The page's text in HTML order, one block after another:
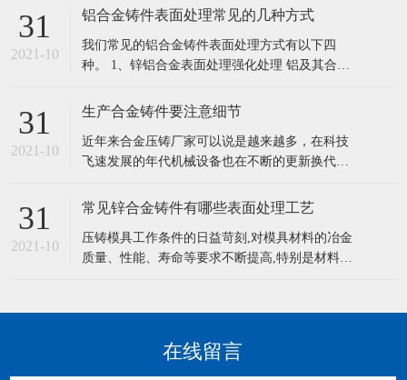
压铸件外表质量要求较高，一起要求有杰出的外
外表起泡。 缺点表征： 压铸件外表有突起的小
泡，压铸出来就发现、抛光或加工后显
31
2021-10
铝合金铸件表面处理常见的几种方式
我们常见的铝合金铸件表面处理方式有以下四
种。 1、锌铝合金表面处理强化处理 铝及其合金
合转化膜的工艺、性能、形貌、成分和结构,初步
明,在Na_2WO_4中性混合体系中,控制成膜促进剂
浓度为2.5~
31
2021-10
生产合金铸件要注意细节
近年来合金压铸厂家可以说是越来越多，在科技
飞速发展的年代机械设备也在不断的更新换代，
这么多的压铸厂家。 近年来合金压铸厂家可以说
在不断的更新换代，机械铸件供不应求的情况越
来越多，所以才会有这么多的压铸厂家。
31
2021-10
常见锌合金铸件有哪些表面处理工艺
压铸模具工作条件的日益苛刻,对模具材料的冶金
质量、性能、寿命等要求不断提高,特别是材料纯
展。 常见锌合金铸件主要有以下几种表面处理工
镀过铬一样，但很快就会
在线留言